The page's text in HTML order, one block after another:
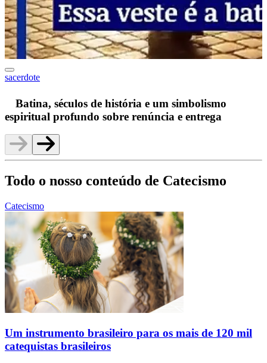
sacerdote
Batina, séculos de história e um simbolismo
espiritual profundo sobre renúncia e entrega
Todo o nosso conteúdo de Catecismo
Catecismo
Um instrumento brasileiro para os mais de 120 mil
catequistas brasileiros